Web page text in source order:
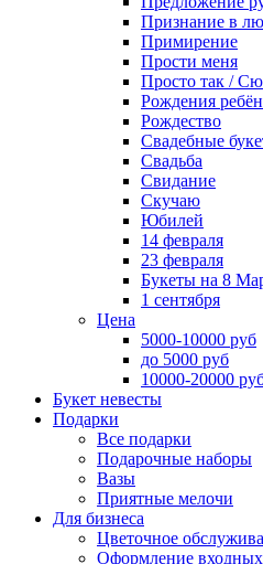
Признание в
Примирение
Прости меня
Просто так /
Рождения
Рождество
Свадебные
Свадьба
Свидание
Скучаю
Юбилей
14 февраля
23 февраля
Букеты на 8
1 сентября
Цена
5000-10000 руб
до 5000 руб
10000-20000
Букет невесты
Подарки
Все подарки
Подарочные наборы
Вазы
Приятные мелочи
Для бизнеса
Цветочное
Оформление входных